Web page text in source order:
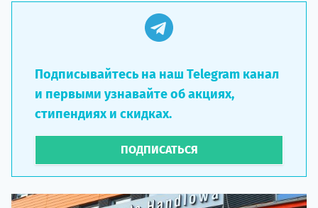
Подписывайтесь на наш Telegram канал
и первыми узнавайте об акциях,
стипендиях и скидках.
ПОДПИСАТЬСЯ